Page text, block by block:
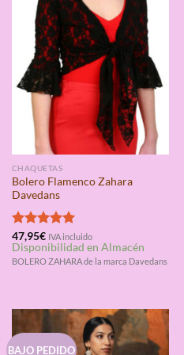
CHAQUETAS
Bolero Flamenco Zahara
Davedans
Valorado
con5.00
de 5
47,95€ IVA incluido
Disponibilidad en Almacén
BOLERO ZAHARA de la marca Davedans
BAJO PEDIDO